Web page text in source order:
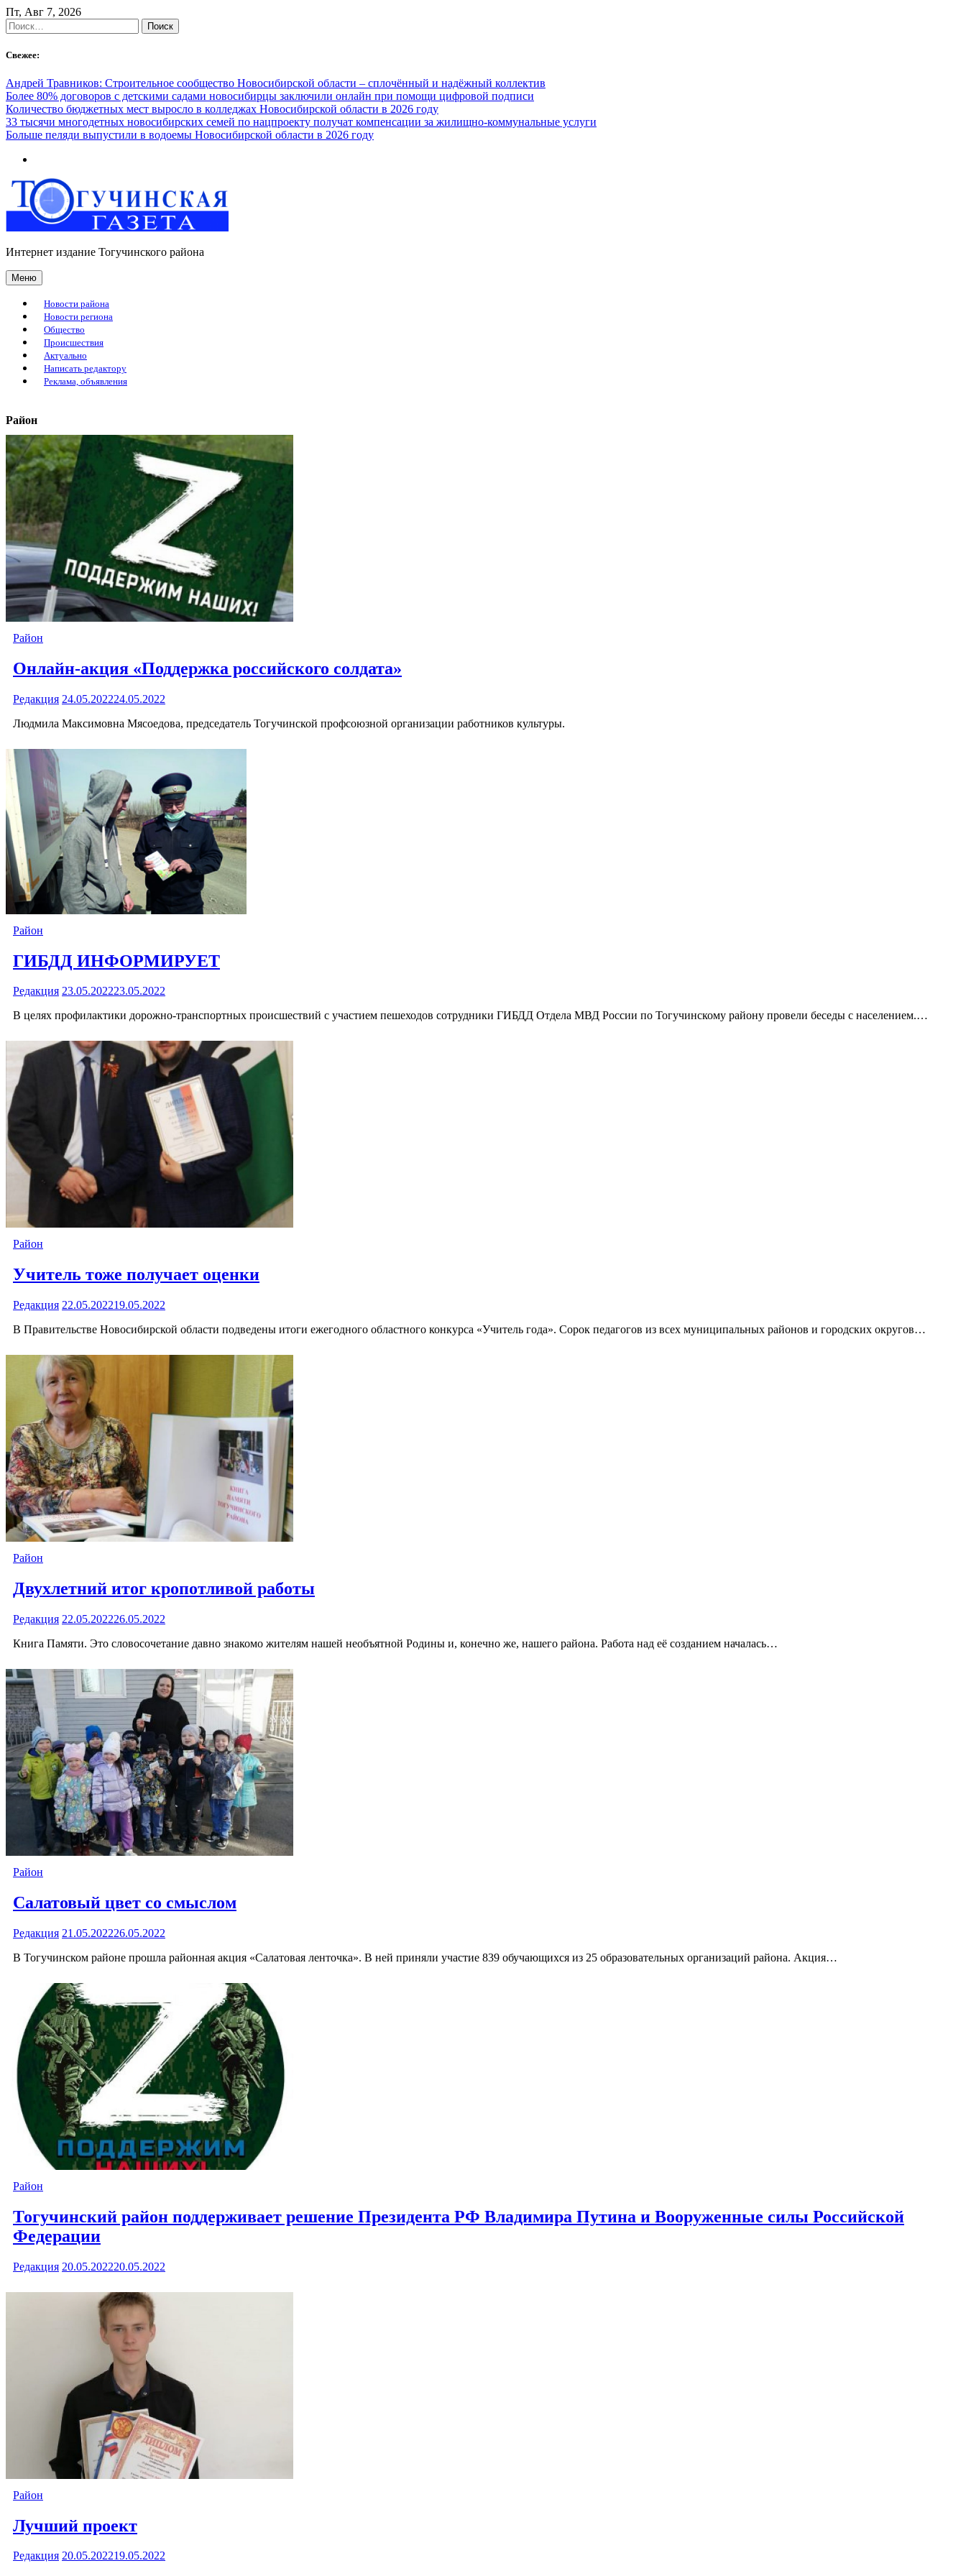
Skip
to
content
Пт, Авг 7, 2026
Найти:
Свежее:
Андрей Травников: Строительное сообщество Новосибирской области – сплочённый и надёжный коллектив
Более 80% договоров с детскими садами новосибирцы заключили онлайн при помощи цифровой подписи
Количество бюджетных мест выросло в колледжах Новосибирской области в 2026 году
33 тысячи многодетных новосибирских семей по нацпроекту получат компенсации за жилищно-коммунальные услуги
Больше пеляди выпустили в водоемы Новосибирской области в 2026 году
Интернет издание Тогучинского района
Меню
Новости района
Новости региона
Общество
Происшествия
Актуально
Написать редактору
Реклама, объявления
Район
Район
Онлайн-акция «Поддержка российского солдата»
Редакция 24.05.202224.05.2022
Людмила Максимовна Мясоедова, председатель Тогучинской профсоюзной организации работников культуры.
Район
ГИБДД ИНФОРМИРУЕТ
Редакция 23.05.202223.05.2022
В целях профилактики дорожно-транспортных происшествий с участием пешеходов сотрудники ГИБДД Отдела МВД России по Тогучинскому району провели беседы с населением.…
Район
Учитель тоже получает оценки
Редакция 22.05.202219.05.2022
В Правительстве Новосибирской области подведены итоги ежегодного областного конкурса «Учитель года». Сорок педагогов из всех муниципальных районов и городских округов…
Район
Двухлетний итог кропотливой работы
Редакция 22.05.202226.05.2022
Книга Памяти. Это словосочетание давно знакомо жителям нашей необъятной Родины и, конечно же, нашего района. Работа над её созданием началась…
Район
Салатовый цвет со смыслом
Редакция 21.05.202226.05.2022
В Тогучинском районе прошла районная акция «Салатовая ленточка». В ней приняли участие 839 обучающихся из 25 образовательных организаций района. Акция…
Район
Тогучинский район поддерживает решение Президента РФ Владимира Путина и Вооруженные силы Российской
Федерации
Редакция 20.05.202220.05.2022
Район
Лучший проект
Редакция 20.05.202219.05.2022